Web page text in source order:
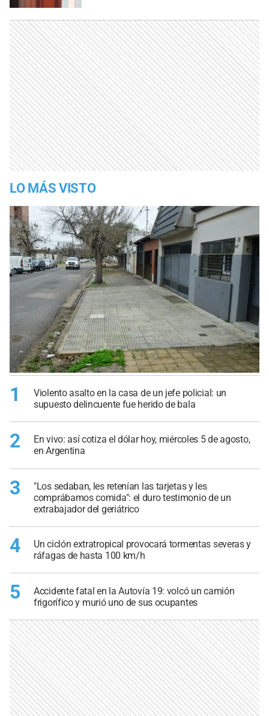
LO MÁS VISTO
1
Violento asalto en la casa de un jefe policial: un
supuesto delincuente fue herido de bala
2
En vivo: así cotiza el dólar hoy, miércoles 5 de agosto,
en Argentina
3
"Los sedaban, les retenían las tarjetas y les
comprábamos comida": el duro testimonio de un
extrabajador del geriátrico
4
Un ciclón extratropical provocará tormentas severas y
ráfagas de hasta 100 km/h
5
Accidente fatal en la Autovía 19: volcó un camión
frigorífico y murió uno de sus ocupantes